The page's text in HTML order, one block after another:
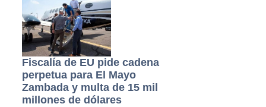
Fiscalía de EU pide cadena
perpetua para El Mayo
Zambada y multa de 15 mil
millones de dólares